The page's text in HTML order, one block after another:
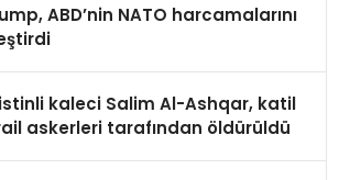
ABD’nin NATO harcamalarını
kaleci Salim Al-Ashqar, katil
askerleri tarafından öldürüldü